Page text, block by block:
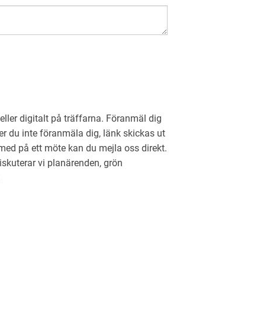
digitalt på träffarna. Föranmäl dig
du inte föranmäla dig, länk skickas ut
på ett möte kan du mejla oss direkt.
vi planärenden, grön